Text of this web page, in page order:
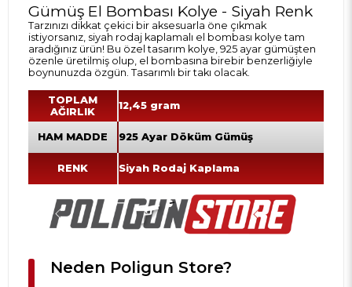
Gümüş El Bombası Kolye - Siyah Renk
Tarzınızı dikkat çekici bir aksesuarla öne çıkmak
istiyorsanız, siyah rodaj kaplamalı el bombası kolye tam
aradığınız ürün! Bu özel tasarım kolye, 925 ayar gümüşten
özenle üretilmiş olup, el bombasına birebir benzerliğiyle
boynunuzda özgün. Tasarımlı bir takı olacak.
TOPLAM
AĞIRLIK
12,45 gram
HAM MADDE 925 Ayar Döküm Gümüş
RENK Siyah Rodaj Kaplama
Neden Poligun Store?